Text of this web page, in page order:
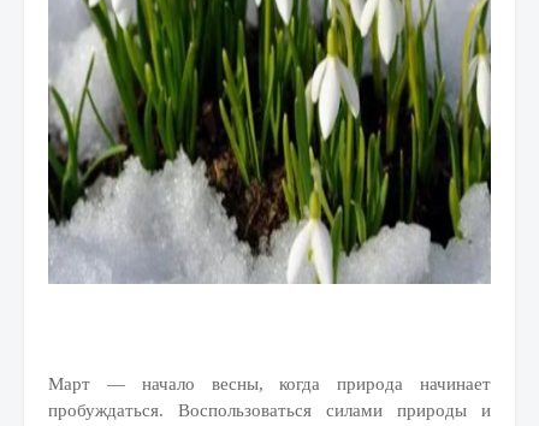
Март — начало весны, когда природа начинает
пробуждаться. Воспользоваться силами природы и